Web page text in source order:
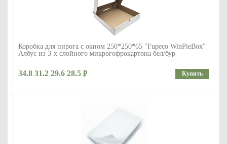
Коробка для пирога с окном 250*250*65 "Fupeco WinPieBox"
Албус из 3-х слойного микрогофрокартона бел/бур
34.8 31.2 29.6 28.5 Купить